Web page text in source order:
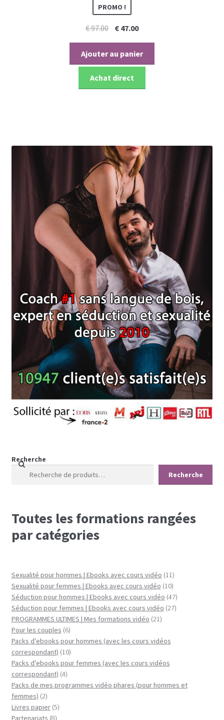
PROMO !
€97.00 Le
initial
était :
€ 97.00.
€ 47.00Le
actuel
est :
Ajouter au panier
Achat direct
Recherche
Recherche
Toutes les formations rangées
par catégories
Sexualité pour hommes | Ebooks avec cours vidéo 1111
produits
Sexualité pour femmes | Ebooks avec cours vidéo 1010
produits
Séduction pour hommes | Ebooks avec cours vidéo 4747
produits
Séduction pour femmes | Ebooks avec cours vidéo 2727
PROGRAMMES ULTIMES | Mes formations vidéo 2121
Pour les couples 66
produits
Packs d'ebooks pour hommes (avec les cours vidéos
correspondant) 1010
produits
Packs d'ebooks pour femmes (avec les cours vidéos
correspondant) 44
produits
Packs de mes programmes vidéo phares (pour hommes et
femmes) 22
produits
Livres papier 55
Partenariats 88